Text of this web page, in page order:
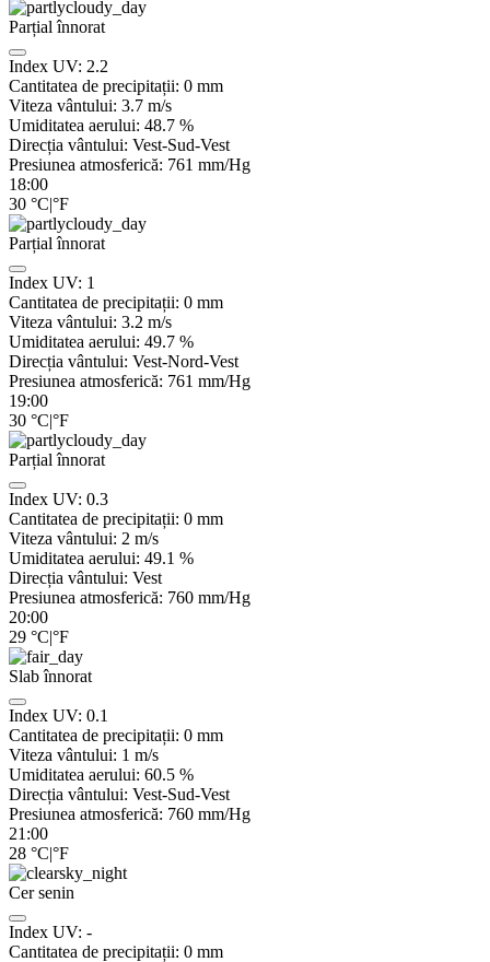
Parțial înnorat
Index UV: 2.2
Cantitatea de precipitații: 0 mm
Viteza vântului: 3.7 m/s
Umiditatea aerului: 48.7 %
Direcția vântului: Vest-Sud-Vest
Presiunea atmosferică: 761 mm/Hg
18:00
30 °C|°F
Parțial înnorat
Index UV: 1
Cantitatea de precipitații: 0 mm
Viteza vântului: 3.2 m/s
Umiditatea aerului: 49.7 %
Direcția vântului: Vest-Nord-Vest
Presiunea atmosferică: 761 mm/Hg
19:00
30 °C|°F
Parțial înnorat
Index UV: 0.3
Cantitatea de precipitații: 0 mm
Viteza vântului: 2 m/s
Umiditatea aerului: 49.1 %
Direcția vântului: Vest
Presiunea atmosferică: 760 mm/Hg
20:00
29 °C|°F
Slab înnorat
Index UV: 0.1
Cantitatea de precipitații: 0 mm
Viteza vântului: 1 m/s
Umiditatea aerului: 60.5 %
Direcția vântului: Vest-Sud-Vest
Presiunea atmosferică: 760 mm/Hg
21:00
28 °C|°F
Cer senin
Index UV: -
Cantitatea de precipitații: 0 mm